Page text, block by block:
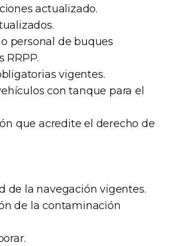
actualizado.
personal de buques
RRPP.
vigentes.
con tanque para el
que acredite el derecho de
de la navegación vigentes.
de la contaminación